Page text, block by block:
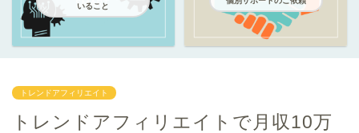
いること
トレンドアフィリエイト
トレンドアフィリエイトで月収10万